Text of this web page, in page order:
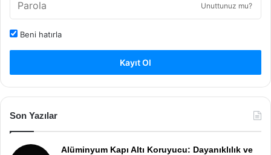
Unuttunuz mu?
Beni hatırla
Kayıt Ol
Son Yazılar
Alüminyum Kapı Altı Koruyucu: Dayanıklılık ve